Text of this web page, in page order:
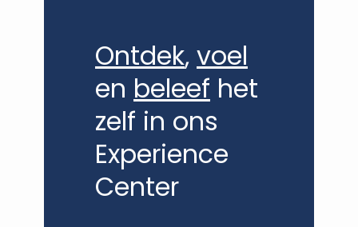
Ontdek, voel
en beleef het
zelf in ons
Experience
Center